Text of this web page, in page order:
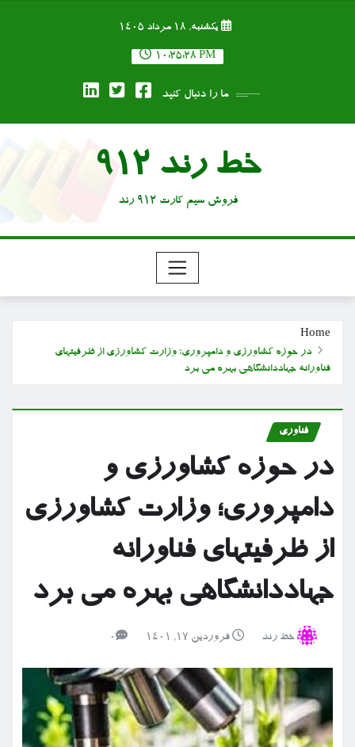
یکشنبه, ۱۸ مرداد ۱۴۰۵
10:25:29 PM
ما را دنبال کنید
خط رند 912
فروش سیم کارت 912 رند
Home
در حوزه کشاورزی و دامپروری؛ وزارت کشاورزی از ظرفیتهای
فناورانه جهاددانشگاهی بهره می برد
فناوری
در حوزه کشاورزی و
دامپروری؛ وزارت کشاورزی
از ظرفیتهای فناورانه
جهاددانشگاهی بهره می برد
خط رند فروردین ۱۷, ۱۴۰۱ 0